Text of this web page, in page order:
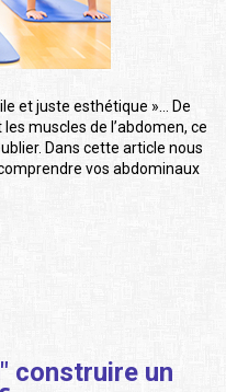
et juste esthétique »… De
muscles de l’abdomen, ce
Dans cette article nous
vos abdominaux
construire un